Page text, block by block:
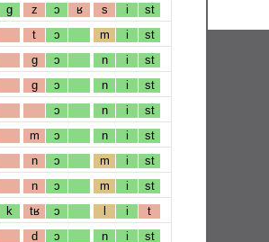
g z ɔ ʁ s i st
t ɔ m i st
g ɔ n i st
g ɔ n i st
ɔ n i st
m ɔ n i st
n ɔ m i st
n ɔ m i st
k tʁ ɔ l i t
d ɔ n i st